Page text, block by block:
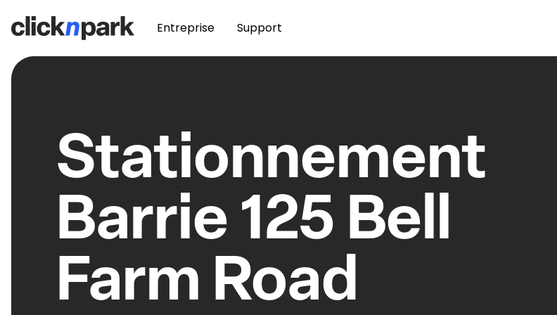
Entreprise Support
Stationnement
Barrie 125 Bell
Farm Road